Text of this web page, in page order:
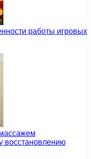
работы игровых
восстановлению